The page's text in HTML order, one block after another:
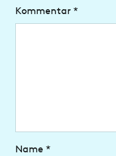
Kommentar *
Name *